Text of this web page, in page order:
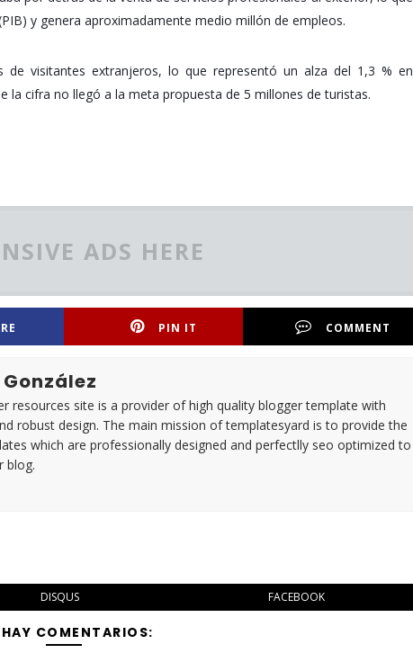
y genera aproximadamente medio millón de empleos.
visitantes extranjeros, lo que representó un alza del 1,3 % en
la cifra no llegó a la meta propuesta de 5 millones de turistas.
ADS HERE
PIN IT COMMENT
resources site is a provider of high quality blogger template with
robust design. The main mission of templatesyard is to provide the
which are professionally designed and perfectlly seo optimized to
blog.
DISQUS FACEBOOK
COMENTARIOS: